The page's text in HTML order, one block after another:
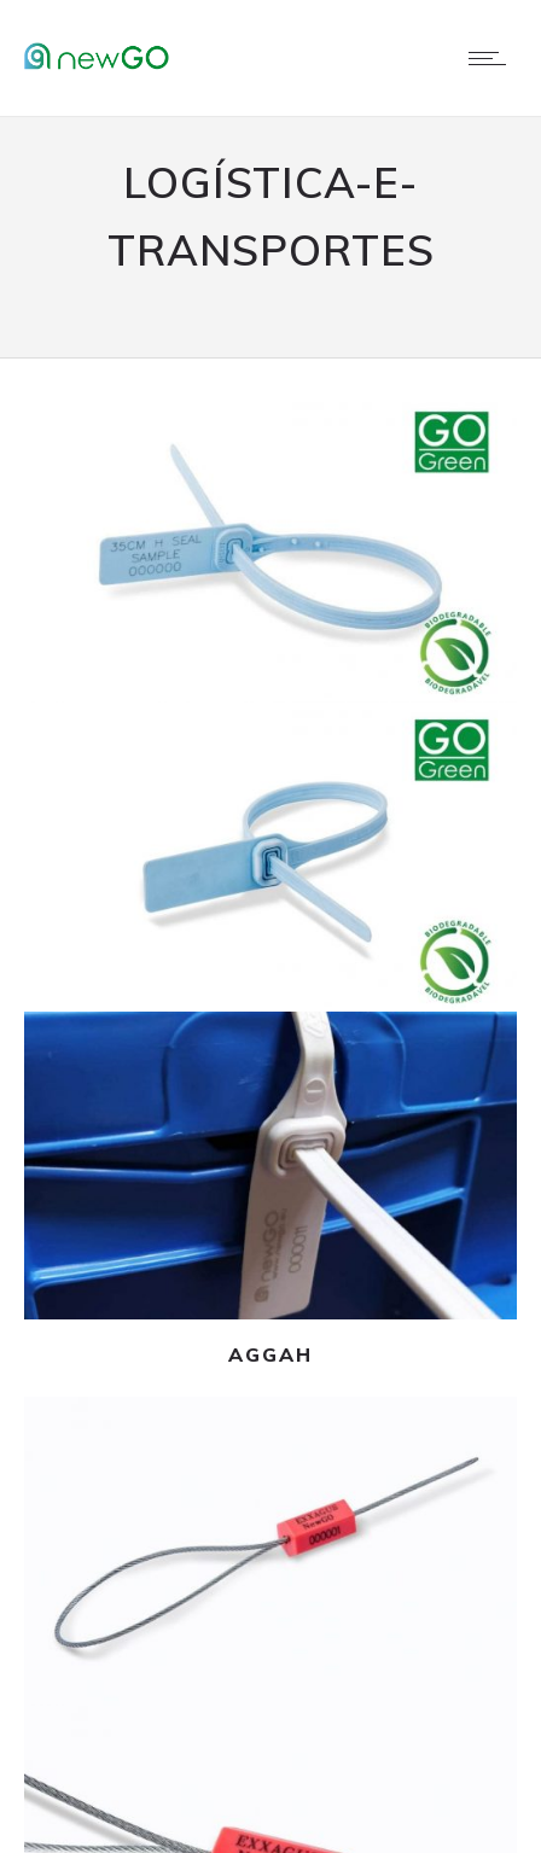
LOGÍSTICA-E-
TRANSPORTES
Ler mais
AGGAH